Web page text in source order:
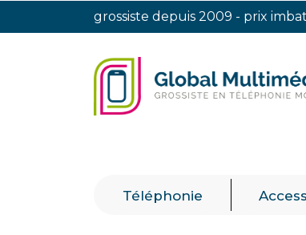
grossiste depuis 2009 - prix
Téléphonie